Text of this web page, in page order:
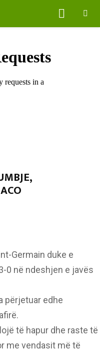
Germain duke e
0 në ndeshjen e javës
përjetuar edhe
të hapur dhe raste të
me vendasit më të